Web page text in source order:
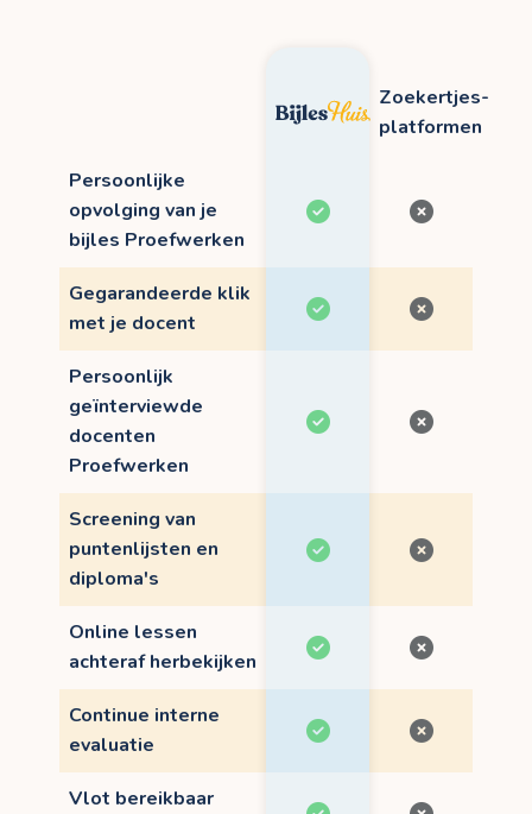
Zoekertjes-
platformen
Persoonlijke
opvolging van je
bijles Proefwerken
Gegarandeerde klik
met je docent
Persoonlijk
geïnterviewde
docenten
Proefwerken
Screening van
puntenlijsten en
diploma's
Online lessen
achteraf herbekijken
Continue interne
evaluatie
Vlot bereikbaar